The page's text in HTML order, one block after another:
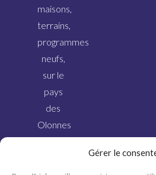
Gérer le
maisons,
terrains,
programmes
neufs,
sur le
pays
des
Olonnes